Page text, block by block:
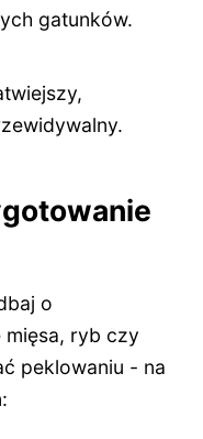
gatunków.
o
ryb czy
peklowaniu - na